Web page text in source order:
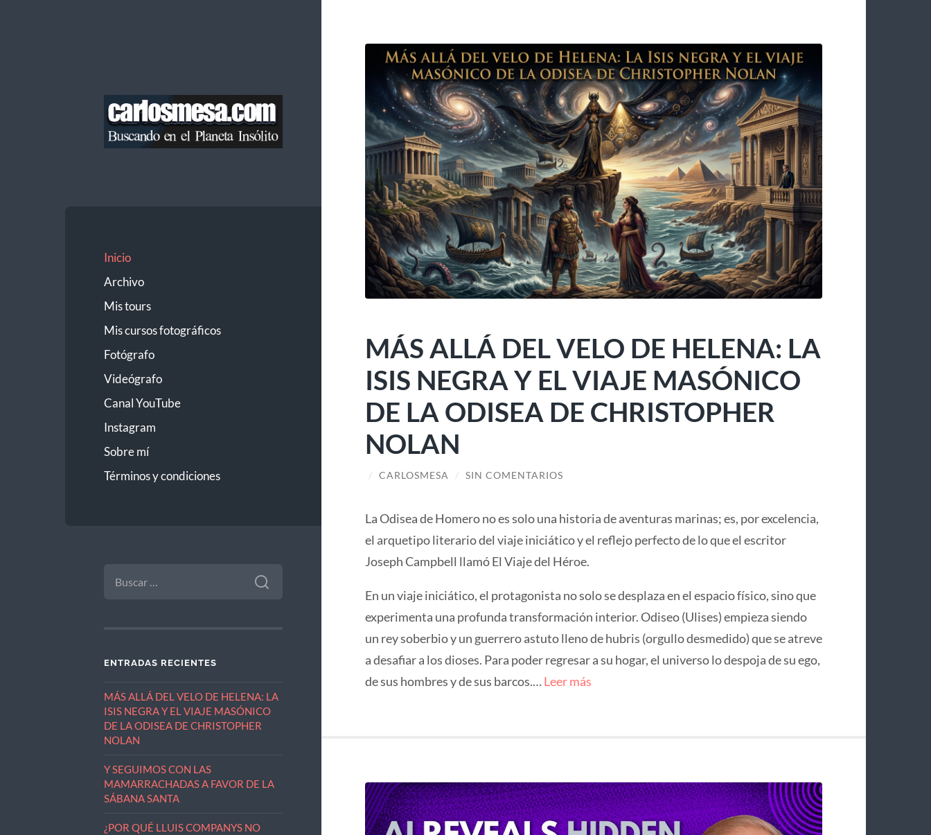
Inicio
Archivo
Mis tours
Mis cursos fotográficos
Fotógrafo
Videógrafo
Canal YouTube
Instagram
Sobre mí
Términos y condiciones
ENTRADAS RECIENTES
MÁS ALLÁ DEL VELO DE HELENA: LA
ISIS NEGRA Y EL VIAJE MASÓNICO
DE LA ODISEA DE CHRISTOPHER
NOLAN
Y SEGUIMOS CON LAS
MAMARRACHADAS A FAVOR DE LA
SÁBANA SANTA
¿POR QUÉ LLUIS COMPANYS NO
MÁS ALLÁ DEL VELO DE HELENA: LA
ISIS NEGRA Y EL VIAJE MASÓNICO
DE LA ODISEA DE CHRISTOPHER
NOLAN
/ CARLOSMESA / SIN COMENTARIOS
La Odisea de Homero no es solo una historia de aventuras marinas; es, por excelencia,
el arquetipo literario del viaje iniciático y el reflejo perfecto de lo que el escritor
Joseph Campbell llamó El Viaje del Héroe.
En un viaje iniciático, el protagonista no solo se desplaza en el espacio físico, sino que
experimenta una profunda transformación interior. Odiseo (Ulises) empieza siendo
un rey soberbio y un guerrero astuto lleno de hubris (orgullo desmedido) que se atreve
a desafiar a los dioses. Para poder regresar a su hogar, el universo lo despoja de su ego,
de sus hombres y de sus barcos.…Leer más